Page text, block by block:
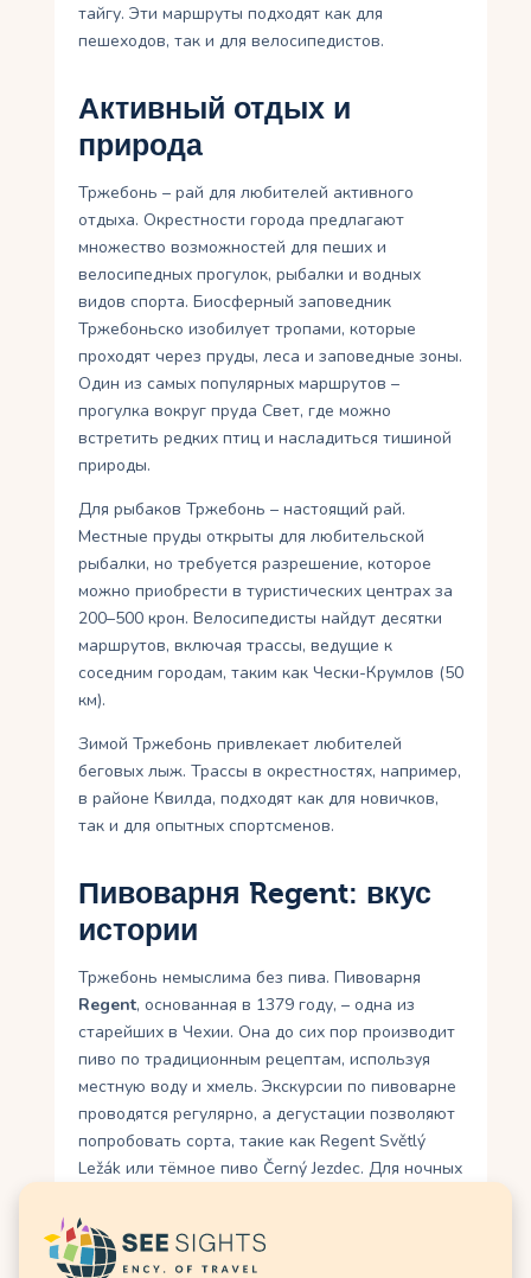
тайгу. Эти маршруты подходят как для
пешеходов, так и для велосипедистов.
Активный отдых и
природа
Тржебонь – рай для любителей активного
отдыха. Окрестности города предлагают
множество возможностей для пеших и
велосипедных прогулок, рыбалки и водных
видов спорта. Биосферный заповедник
Тржебоньско изобилует тропами, которые
проходят через пруды, леса и заповедные зоны.
Один из самых популярных маршрутов –
прогулка вокруг пруда Свет, где можно
встретить редких птиц и насладиться тишиной
природы.
Для рыбаков Тржебонь – настоящий рай.
Местные пруды открыты для любительской
рыбалки, но требуется разрешение, которое
можно приобрести в туристических центрах за
200–500 крон. Велосипедисты найдут десятки
маршрутов, включая трассы, ведущие к
соседним городам, таким как Чески-Крумлов (50
км).
Зимой Тржебонь привлекает любителей
беговых лыж. Трассы в окрестностях, например,
в районе Квилда, подходят как для новичков,
так и для опытных спортсменов.
Пивоварня Regent: вкус
истории
Тржебонь немыслима без пива. Пивоварня
Regent, основанная в 1379 году, – одна из
старейших в Чехии. Она до сих пор производит
пиво по традиционным рецептам, используя
местную воду и хмель. Экскурсии по пивоварне
проводятся регулярно, а дегустации позволяют
попробовать сорта, такие как Regent Světlý
Ležák или тёмное пиво Černý Jezdec. Для ночных
дневные туры доступны без предварительной
записи. Стоимость – около 150 крон с